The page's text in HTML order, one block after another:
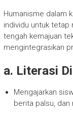
Humanisme dalam
individu untuk tetap
tengah kemajuan
mengintegrasikan
a. Literasi
Mengajarkan
berita palsu,